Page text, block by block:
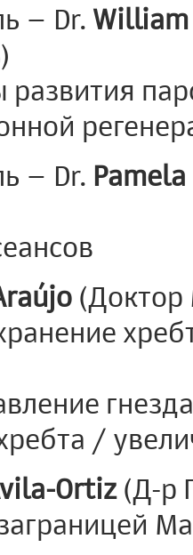
– Dr.
развития
– Dr.
(Доктор
/
Ortiz(Д-р